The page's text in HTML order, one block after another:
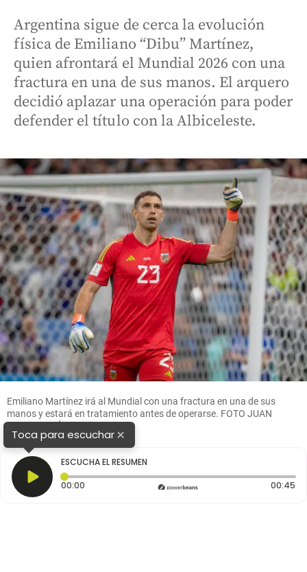
Argentina sigue de cerca la evolución
física de Emiliano “Dibu” Martínez,
quien afrontará el Mundial 2026 con una
fractura en una de sus manos. El arquero
decidió aplazar una operación para poder
defender el título con la Albiceleste.
Emiliano Martínez irá al Mundial con una fractura en una de sus
manos y estará en tratamiento antes de operarse. FOTO JUAN
ANTONIO SÁNCHEZ
Toca para escuchar×
ESCUCHA EL RESUMEN
00:00 Tiempo transcurrido: 0 segundos 00:45